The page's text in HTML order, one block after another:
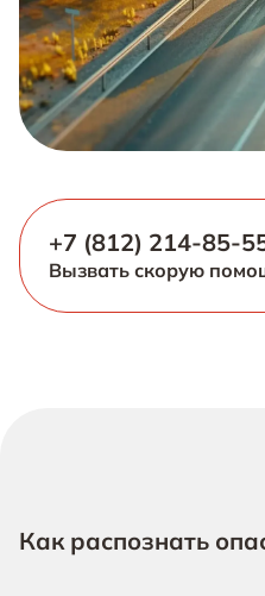
+7 (812) 214-85-
Вызвать скорую
Как распознать